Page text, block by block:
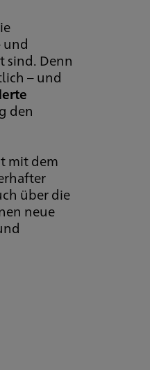
und
sind. Denn
– und
den
mit dem
über die
neue